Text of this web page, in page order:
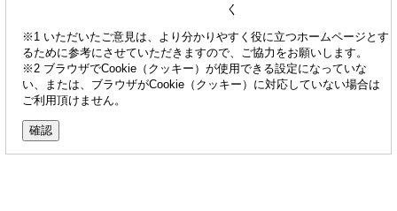
く
※1 いただいたご意見は、より分かりやすく役に立つホームページとす
るために参考にさせていただきますので、ご協力をお願いします。
※2 ブラウザでCookie（クッキー）が使用できる設定になっていな
い、または、ブラウザがCookie（クッキー）に対応していない場合は
ご利用頂けません。